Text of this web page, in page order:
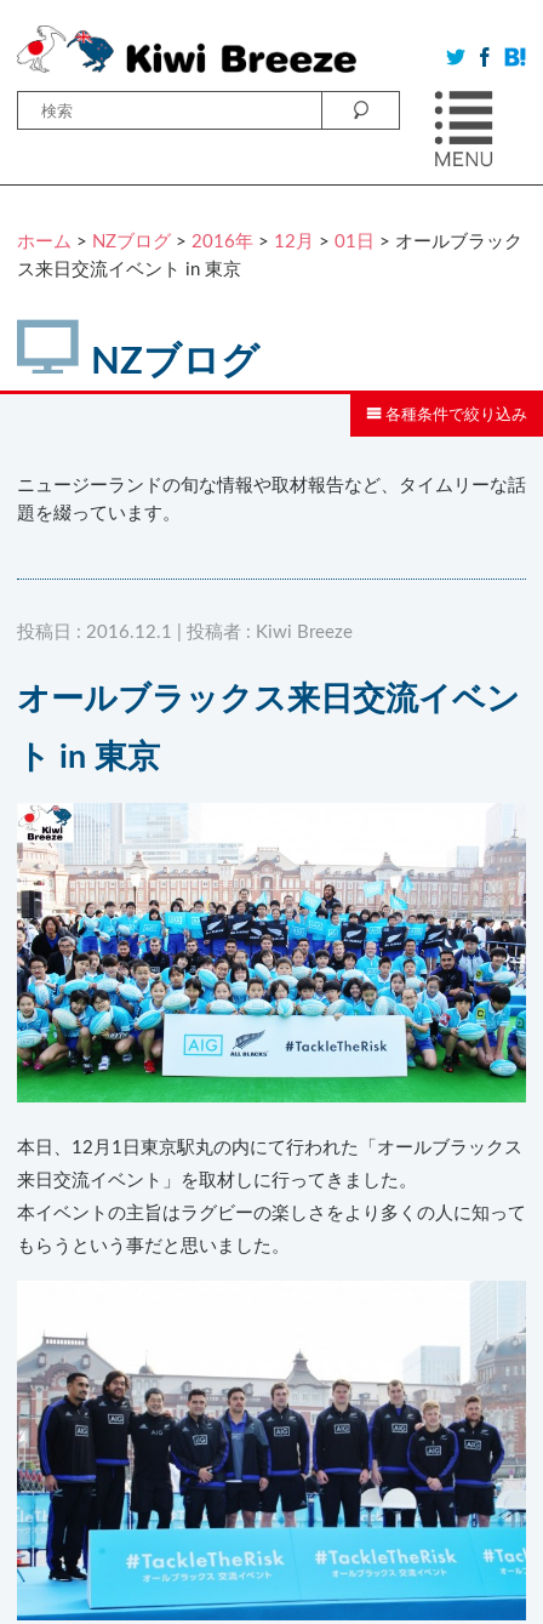
ホーム > NZブログ > 2016年 > 12月 > 01日 > オールブラック
ス来日交流イベント in 東京
NZブログ
各種条件で絞り込み
ニュージーランドの旬な情報や取材報告など、タイムリーな話
題を綴っています。
投稿日 : 2016.12.1 | 投稿者 : Kiwi Breeze
オールブラックス来日交流イベン
ト in 東京
本日、12月1日東京駅丸の内にて行われた「オールブラックス
来日交流イベント」を取材しに行ってきました。
本イベントの主旨はラグビーの楽しさをより多くの人に知って
もらうという事だと思いました。